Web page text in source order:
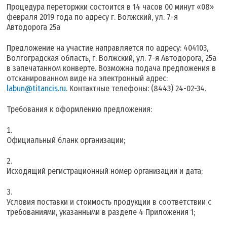
Процедура переторжки состоится в 14 часов 00 минут «08»
февраля 2019 года по адресу г. Волжский, ул. 7-я
Автодорога 25а
Предложение на участие направляется по адресу: 404103,
Волгоградская область, г. Волжский, ул. 7-я Автодорога, 25а
в запечатанном конверте. Возможна подача предложения в
отсканированном виде на электронный адрес:
labun@titancis.ru. Контактные телефоны: (8443) 24-02-34.
Требования к оформлению предложения:
Официальный бланк организации;
Исходящий регистрационный номер организации и дата;
Условия поставки и стоимость продукции в соответствии с
требованиями, указанными в разделе 4 Приложения 1;